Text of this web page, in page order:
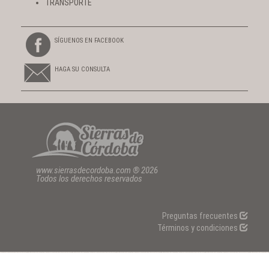
TRANSPORTE
SÍGUENOS EN FACEBOOK
HAGA SU CONSULTA
www.sierrasdecordoba.com ® 2026
Todos los derechos reservados
Preguntas frecuentes
Términos y condiciones